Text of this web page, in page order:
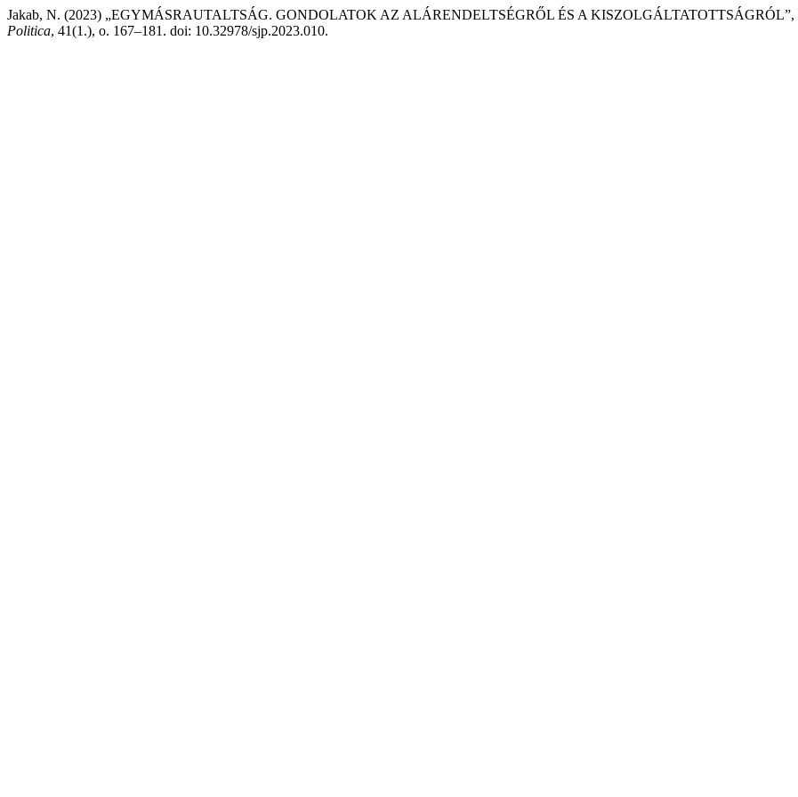
Jakab, N. (2023) „EGYMÁSRAUTALTSÁG. GONDOLATOK AZ ALÁRENDELTSÉGRŐL ÉS A KISZOLGÁLTATOTTSÁGRÓL”,
Politica, 41(1.), o. 167–181. doi: 10.32978/sjp.2023.010.